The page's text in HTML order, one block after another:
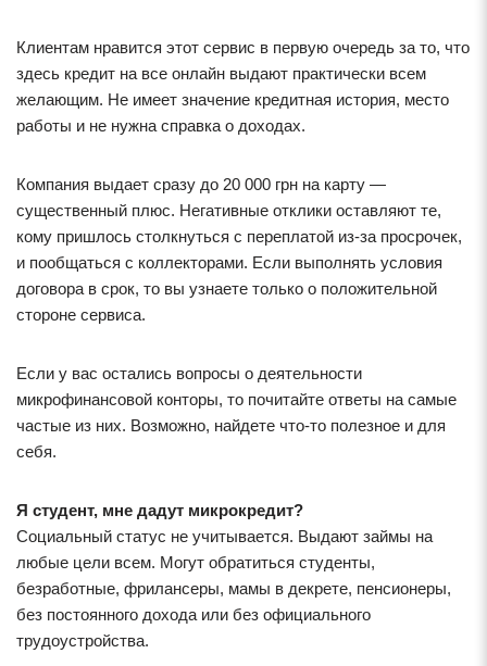
Клиентам нравится этот сервис в первую очередь за то, что
здесь кредит на все онлайн выдают практически всем
желающим. Не имеет значение кредитная история, место
работы и не нужна справка о доходах.
Компания выдает сразу до 20 000 грн на карту —
существенный плюс. Негативные отклики оставляют те,
кому пришлось столкнуться с переплатой из-за просрочек,
и пообщаться с коллекторами. Если выполнять условия
договора в срок, то вы узнаете только о положительной
стороне сервиса.
Если у вас остались вопросы о деятельности
микрофинансовой конторы, то почитайте ответы на самые
частые из них. Возможно, найдете что-то полезное и для
себя.
Я студент, мне дадут микрокредит?
Социальный статус не учитывается. Выдают займы на
любые цели всем. Могут обратиться студенты,
безработные, фрилансеры, мамы в декрете, пенсионеры,
без постоянного дохода или без официального
трудоустройства.